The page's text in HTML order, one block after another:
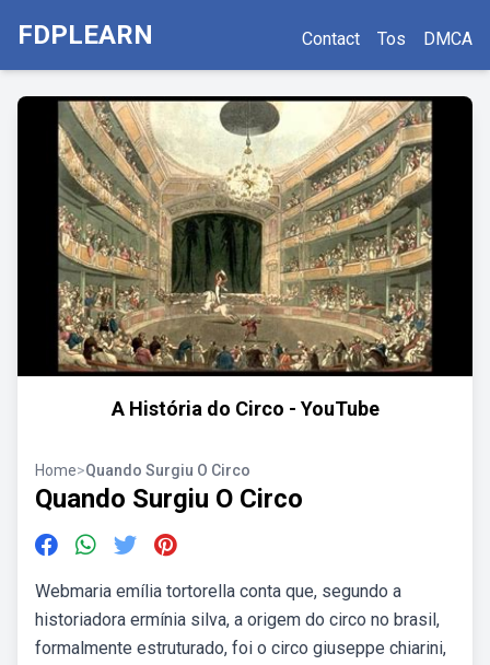
FDPLEARN Contact Tos DMCA
A História do Circo - YouTube
Home>Quando Surgiu O Circo
Quando Surgiu O Circo
Webmaria emília tortorella conta que, segundo a
historiadora ermínia silva, a origem do circo no brasil,
formalmente estruturado, foi o circo giuseppe chiarini,